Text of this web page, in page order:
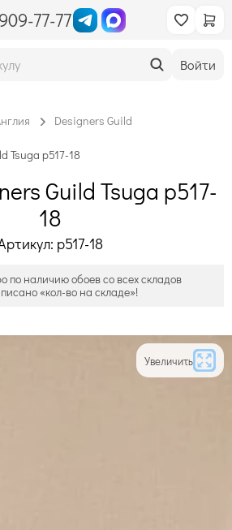
77-77
Войти
Designers Guild
Tsuga p517-18
Guild Tsuga p517-
18
p517-18
по наличию обоев со всех складов
«кол-во на складе»!
Увеличить